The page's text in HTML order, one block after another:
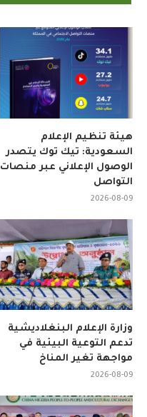
هيئة تنظيم الإعلام
السعودية: تيك توك يتصدر
الوصول الإعلاني عبر منصات
التواصل
2026-08-09
وزارة الإعلام البنغلاديشية
تدعم التوعية البيئية في
مواجهة تغير المناخ
2026-08-09